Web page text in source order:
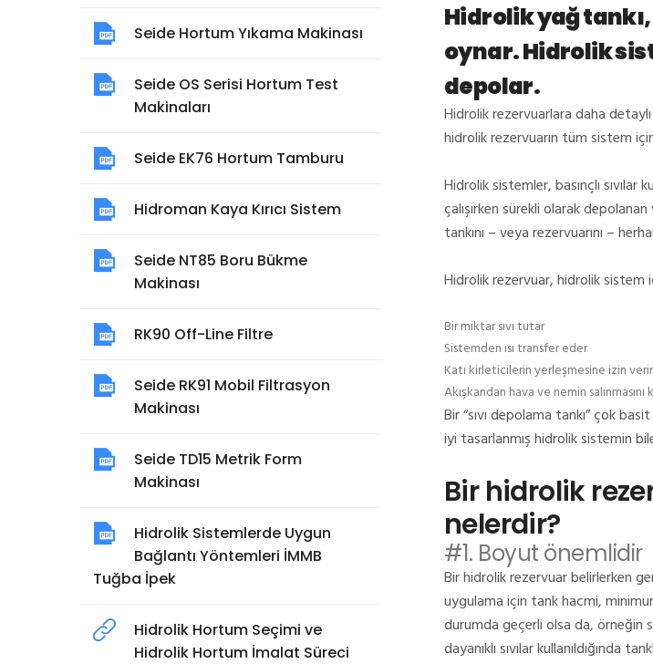
Hidrolik yağ
oynar. Hidrolik
depolar.
Hidrolik rezervuarlara daha
hidrolik rezervuarın tüm sistem
Hidrolik sistemler, basınçlı
çalışırken sürekli olarak depolanan
tankını – veya rezervuarını –
Hidrolik rezervuar, hidrolik sistem
Bir miktar sıvı tutar
Sistemden ısı transfer eder
Katı kirleticilerin yerleşmesine izin
Akışkandan hava ve nemin salınmasını
Bir “sıvı depolama tankı” çok
iyi tasarlanmış hidrolik sistemin
Bir hidrolik
nelerdir?
#1. Boyut önemlidir
Bir hidrolik rezervuar belirlerken
uygulama için tank hacmi, minimum
durumda geçerli olsa da, örneğin
dayanıklı sıvılar kullanıldığında
Seide Hortum Yıkama Makinası
Seide OS Serisi Hortum Test
Makinaları
Seide EK76 Hortum Tamburu
Hidroman Kaya Kırıcı Sistem
Seide NT85 Boru Bükme
Makinası
RK90 Off-Line Filtre
Seide RK91 Mobil Filtrasyon
Makinası
Seide TD15 Metrik Form
Makinası
Hidrolik Sistemlerde Uygun
Bağlantı Yöntemleri İMMB
Tuğba İpek
Hidrolik Hortum Seçimi ve
Hidrolik Hortum İmalat Süreci